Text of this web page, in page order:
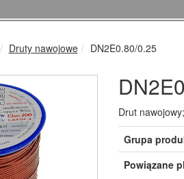
Druty nawojowe DN2E0.80/0.25
Drut
Grupa
Powiązane